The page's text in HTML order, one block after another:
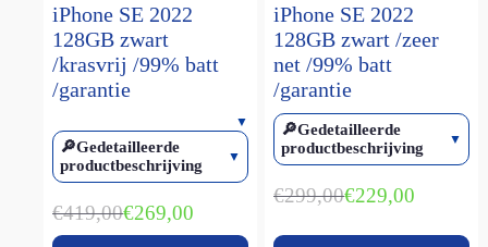
iPhone SE 2022
128GB zwart
/krasvrij /99% batt
/garantie
🔎Gedetailleerde
productbeschrijving
€419,00Oorspronkelijke
€269,00
Huidige
iPhone SE 2022
128GB zwart /zeer
net /99% batt
/garantie
🔎Gedetailleerde
productbeschrijving
€299,00Oorspronkelijke
€229,00
Huidige
iPhone 17E(1)
iPhone SE (2022) (2)